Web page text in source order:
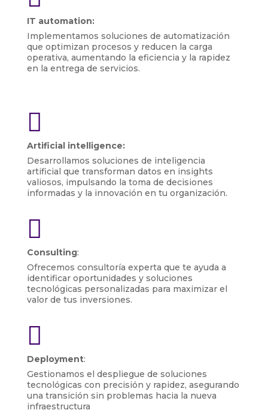
IT automation:
Implementamos soluciones de automatización
que optimizan procesos y reducen la carga
operativa, aumentando la eficiencia y la rapidez
en la entrega de servicios.

Artificial intelligence:
Desarrollamos soluciones de inteligencia
artificial que transforman datos en insights
valiosos, impulsando la toma de decisiones
informadas y la innovación en tu organización.

Consulting:
Ofrecemos consultoría experta que te ayuda a
identificar oportunidades y soluciones
tecnológicas personalizadas para maximizar el
valor de tus inversiones.

Deployment:
Gestionamos el despliegue de soluciones
tecnológicas con precisión y rapidez, asegurando
una transición sin problemas hacia la nueva
infraestructura